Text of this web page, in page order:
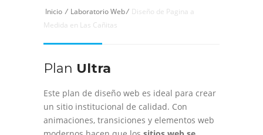
Inicio / Laboratorio Web/ Diseño de Pagina a
Medida en Las Cañitas
Plan Ultra
Este plan de diseño web es ideal para crear
un sitio institucional de calidad. Con
animaciones, transiciones y elementos web